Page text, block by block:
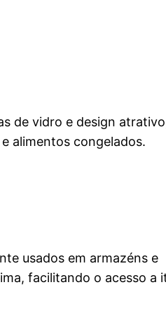
de vidro e design
alimentos congelados.
usados em armazéns e
facilitando o acesso a